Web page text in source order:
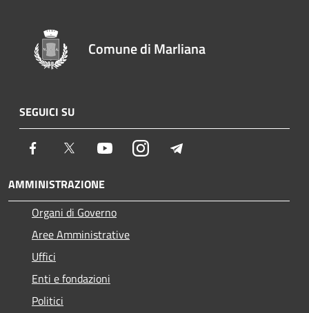
Comune di Marliana
SEGUICI SU
Facebook Twitter YoutubeInstagram
AMMINISTRAZIONE
Organi di Governo
Aree Amministrative
Uffici
Enti e fondazioni
Politici